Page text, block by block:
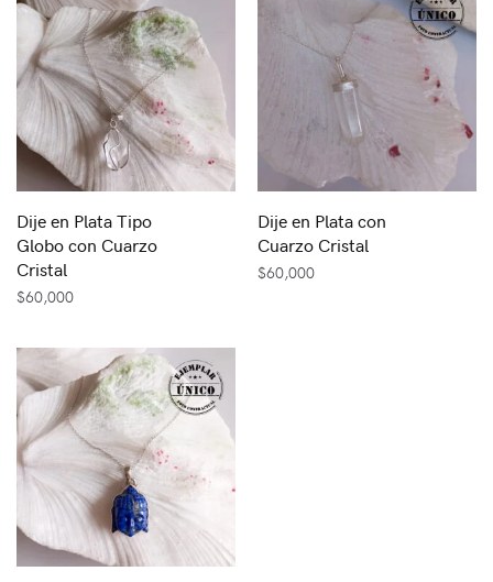
Dije en Plata Tipo
Globo con Cuarzo
Cristal
$60,000
Dije en Plata con
Cuarzo Cristal
$60,000